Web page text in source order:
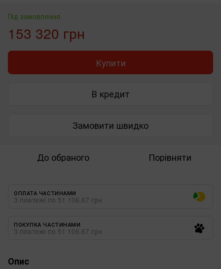
Під замовлення
153 320 грн
Купити
В кредит
Замовити швидко
До обраного Порівняти
ОПЛАТА ЧАСТИНАМИ
3 платежі по 51 106.67 грн
ПОКУПКА ЧАСТИНАМИ
3 платежі по 51 106.67 грн
Опис